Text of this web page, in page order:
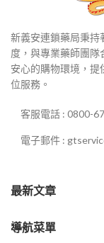
新義安連鎖藥局秉持
度，與專業藥師團隊
安心的購物環境，提
位服務。
客服電話 : 0800-
電子郵件 :
最新文章
導航菜單